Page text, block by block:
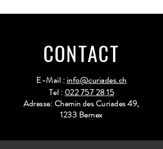
CONTACT
E-Mail : info@curiades.ch
Tel : 022 757 28 15
Adresse: Chemin des Curiades 49,
1233 Bernex